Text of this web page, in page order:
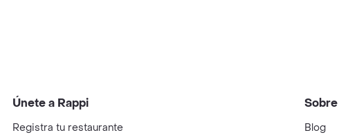
Únete a Rappi
Registra tu restaurante
Blog